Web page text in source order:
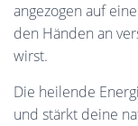
angezogen auf
den Händen an
wirst.
Die heilende
und stärkt deine